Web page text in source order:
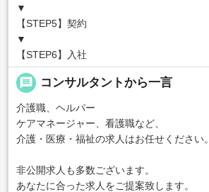
▼
【STEP5】契約
▼
【STEP6】入社
message コンサルタントから一言
介護職、ヘルパー
ケアマネージャー、看護職など、
介護・医療・福祉の求人はお任せください。
非公開求人も多数ございます。
あなたに合った求人をご提案致します。